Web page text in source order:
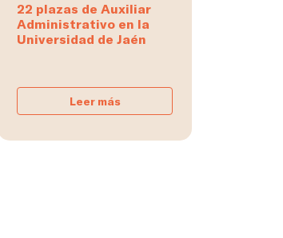
22 plazas de Auxiliar
Administrativo en la
Universidad de Jaén
Leer más